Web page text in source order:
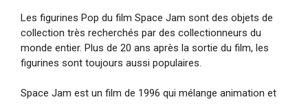
Les figurines Pop du film Space Jam sont des objets de
collection très recherchés par des collectionneurs du
monde entier. Plus de 20 ans après la sortie du film, les
figurines sont toujours aussi populaires.
Space Jam est un film de 1996 qui mélange animation et